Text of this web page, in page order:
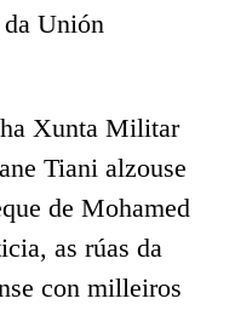
Unión
Xunta Militar
Tiani alzouse
de Mohamed
as rúas da
con milleiros